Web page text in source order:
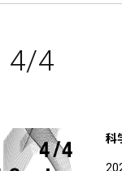
4/4
科